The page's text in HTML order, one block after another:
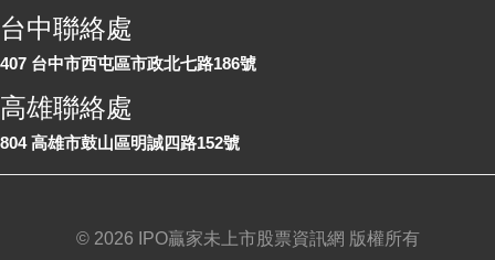
台中聯絡處
407 台中市西屯區市政北七路186號
高雄聯絡處
804 高雄市鼓山區明誠四路152號
© 2026 IPO贏家未上市股票資訊網 版權所有